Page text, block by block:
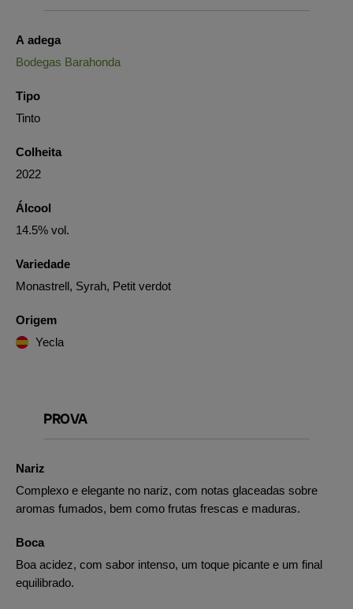
A adega
Bodegas Barahonda
Tipo
Tinto
Colheita
2022
Álcool
14.5% vol.
Variedade
Monastrell, Syrah, Petit verdot
Origem
Yecla
PROVA
Nariz
Complexo e elegante no nariz, com notas glaceadas sobre
aromas fumados, bem como frutas frescas e maduras.
Boca
Boa acidez, com sabor intenso, um toque picante e um final
equilibrado.